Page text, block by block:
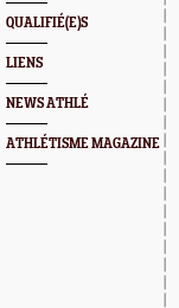
QUALIFIÉ(E)S
LIENS
NEWS ATHLÉ
ATHLÉTISME MAGAZINE